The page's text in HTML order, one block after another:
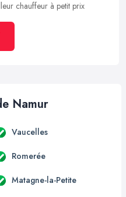
chauffeur à petit prix
Namur
Vaucelles
Romerée
Matagne-la-Petite